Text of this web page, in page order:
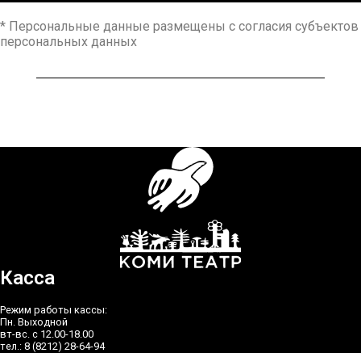
* Персональные данные размещены с согласия субъектов
персональных данных
Касса
Режим работы кассы:
Пн. Выходной
вт-вс. с 12.00-18.00
тел.: 8 (8212) 28-64-94